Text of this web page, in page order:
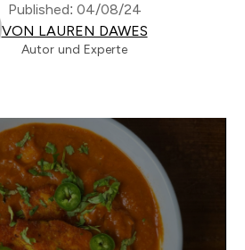
Published: 04/08/24
VON LAUREN DAWES
Autor und Experte